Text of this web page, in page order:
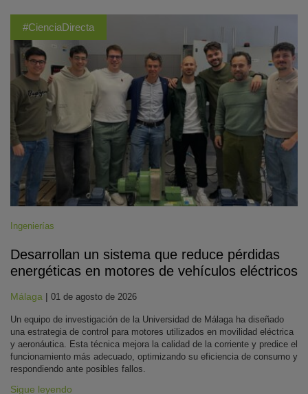
#CienciaDirecta
Ingenierías
Desarrollan un sistema que reduce pérdidas
energéticas en motores de vehículos eléctricos
Málaga | 01 de agosto de 2026
Un equipo de investigación de la Universidad de Málaga ha diseñado
una estrategia de control para motores utilizados en movilidad eléctrica
y aeronáutica. Esta técnica mejora la calidad de la corriente y predice el
funcionamiento más adecuado, optimizando su eficiencia de consumo y
respondiendo ante posibles fallos.
Sigue leyendo